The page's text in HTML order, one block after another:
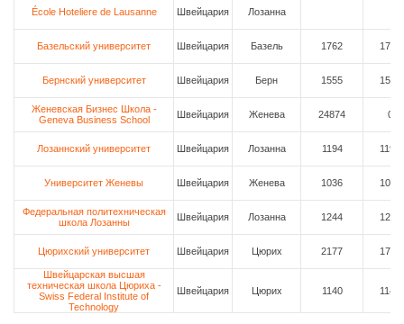
École Hoteliere de Lausanne Швейцария Лозанна
Базельский университет Швейцария Базель 1762 1762
Бернский университет Швейцария Берн 1555 1555
Женевская Бизнес Школа -
Geneva Business School
Швейцария Женева 24874 0
Лозаннский университет Швейцария Лозанна 1194 1194
Университет Женевы Швейцария Женева 1036 1036
Федеральная политехническая
школа Лозанны
Швейцария Лозанна 1244 1244
Цюрихский университет Швейцария Цюрих 2177 1762
Швейцарская высшая
техническая школа Цюриха -
Swiss Federal Institute of
Technology
Швейцария Цюрих 1140 1140